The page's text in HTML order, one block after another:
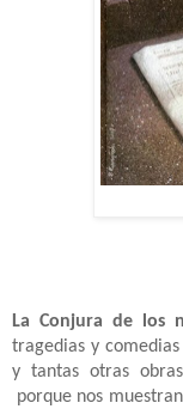
La Conjura de los
tragedias y
y tantas otras
porque nos